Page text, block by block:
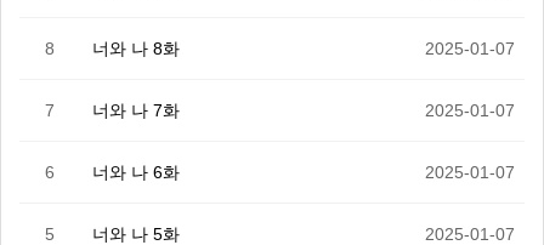
8 너와 나 8화 2025-01-07
7 너와 나 7화 2025-01-07
6 너와 나 6화 2025-01-07
5 너와 나 5화 2025-01-07